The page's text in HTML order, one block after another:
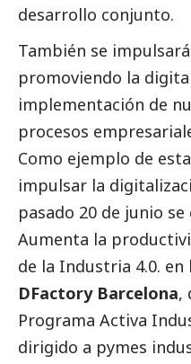
desarrollo conjunto.
También se
promoviendo la
implementación de
procesos
Como ejemplo de
impulsar la
pasado 20 de junio
Aumenta la
de la Industria 4.0.
DFactory Barcelona,
Programa Activa
dirigido a pymes